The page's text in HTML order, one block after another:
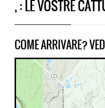
, : LE VOSTRE
COME ARRIVARE?